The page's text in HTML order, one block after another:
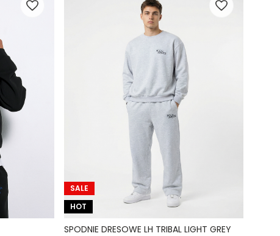
SALE
HOT
SPODNIE DRESOWE LH TRIBAL LIGHT GREY